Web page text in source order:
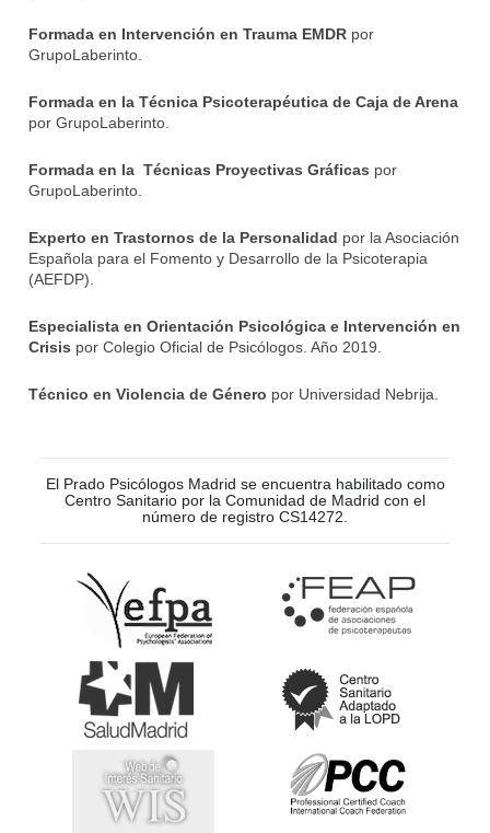
Formada en Intervención en Trauma EMDR por
GrupoLaberinto.
Formada en la Técnica Psicoterapéutica de Caja de Arena
por GrupoLaberinto.
Formada en la Técnicas Proyectivas Gráficas por
GrupoLaberinto.
Experto en Trastornos de la Personalidad por la Asociación
Española para el Fomento y Desarrollo de la Psicoterapia
(AEFDP).
Especialista en Orientación Psicológica e Intervención en
Crisis por Colegio Oficial de Psicólogos. Año 2019.
Técnico en Violencia de Género por Universidad Nebrija.
El Prado Psicólogos Madrid se encuentra habilitado como
Centro Sanitario por la Comunidad de Madrid con el
número de registro CS14272.